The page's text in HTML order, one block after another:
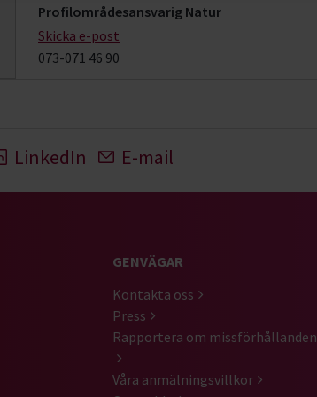
Profilområdesansvarig Natur
Skicka e-post
073-071 46 90
LinkedIn E-mail
GENVÄGAR
Kontakta oss
Press
Rapportera om missförhållanden
Våra anmälningsvillkor